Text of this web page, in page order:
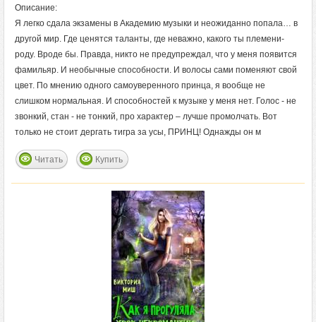
Описание:
Я легко сдала экзамены в Академию музыки и неожиданно попала… в
другой мир. Где ценятся таланты, где неважно, какого ты племени-
роду. Вроде бы. Правда, никто не предупреждал, что у меня появится
фамильяр. И необычные способности. И волосы сами поменяют свой
цвет. По мнению одного самоуверенного принца, я вообще не
слишком нормальная. И способностей к музыке у меня нет. Голос - не
звонкий, стан - не тонкий, про характер – лучше промолчать. Вот
только не стоит дергать тигра за усы, ПРИНЦ! Однажды он м
Читать Купить